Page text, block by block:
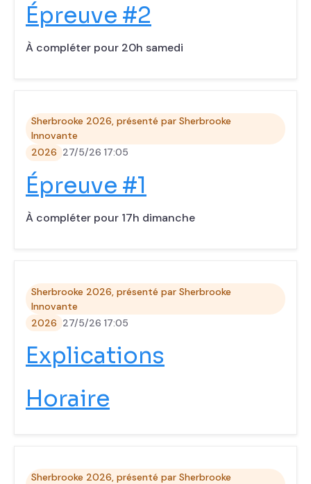
‍Épreuve #2
À compléter pour 20h samedi
Sherbrooke 2026, présenté par Sherbrooke
Innovante
2026 27/5/26 17:05
‍Épreuve #1
À compléter pour 17h dimanche
Sherbrooke 2026, présenté par Sherbrooke
Innovante
2026 27/5/26 17:05
Explications
Horaire
Sherbrooke 2026, présenté par Sherbrooke